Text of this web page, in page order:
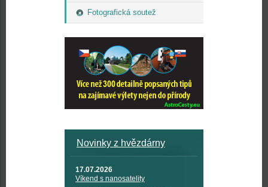
Fotografická soutež
Novinky z hvězdárny
17.07.2026
Víkend s nanosatelity